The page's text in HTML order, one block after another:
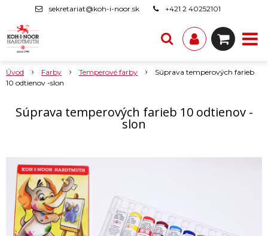
sekretariat@koh-i-noor.sk +421 2 40252101
Úvod Farby Temperové farby
Súprava temperových farieb
10 odtienov -slon
Súprava temperových farieb 10 odtienov -
slon